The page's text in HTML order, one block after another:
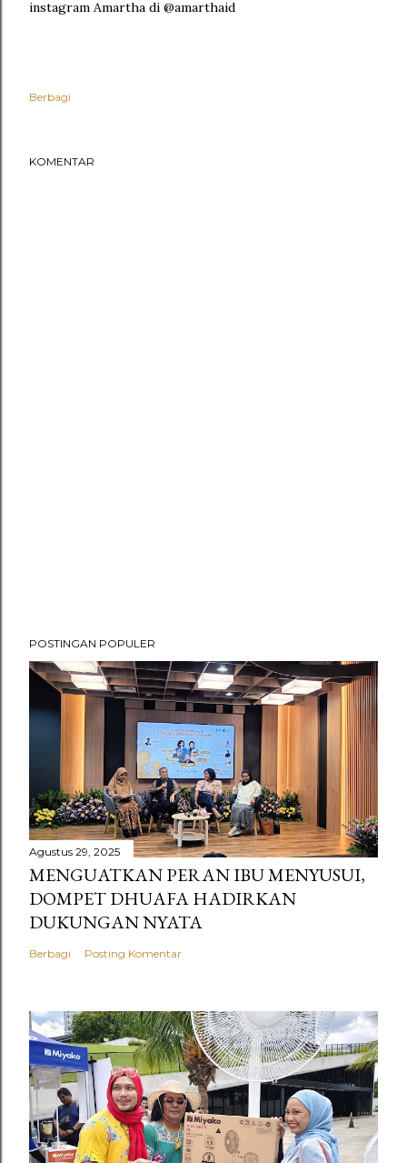
instagram Amartha di @amarthaid
Berbagi
KOMENTAR
POSTINGAN POPULER
Agustus 29, 2025
MENGUATKAN PERAN IBU MENYUSUI,
DOMPET DHUAFA HADIRKAN
DUKUNGAN NYATA
Berbagi Posting Komentar